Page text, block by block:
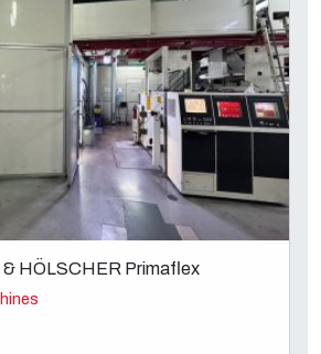
HÖLSCHER Primaflex